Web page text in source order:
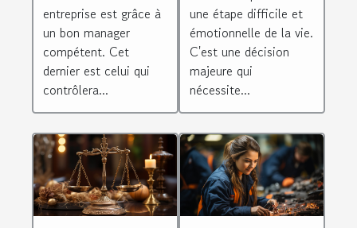
entreprise est grâce à
un bon manager
compétent. Cet
dernier est celui qui
contrôlera...
une étape difficile et
émotionnelle de la vie.
C'est une décision
majeure qui
nécessite...